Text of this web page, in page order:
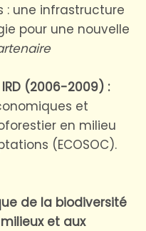
: une infrastructure
pour une nouvelle
(2006-2009) :
et
en milieu
(ECOSOC).
de la biodiversité
et aux